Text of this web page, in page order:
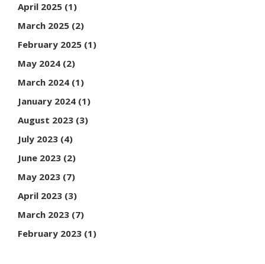
April 2025 (1)
March 2025 (2)
February 2025 (1)
May 2024 (2)
March 2024 (1)
January 2024 (1)
August 2023 (3)
July 2023 (4)
June 2023 (2)
May 2023 (7)
April 2023 (3)
March 2023 (7)
February 2023 (1)